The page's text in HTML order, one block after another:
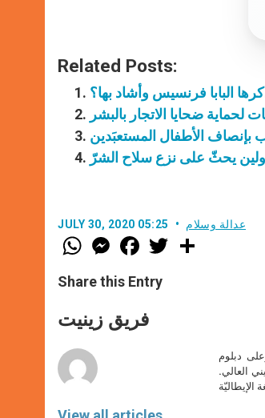
Related Posts:
البابا فرنسيس وأشاد بها؟
لحماية ضحايا الاتجار بالبشر
بإنصاف الأطفال المستعبَدين
يحثّ على نزع سلاح الشرّ
JULY 30, 2020 05:25 عدالة وسلام
W
h
t
s
p
p
M
e
s
e
g
e
F
a
e
b
o
k
w
Share this Entry
فريق زينيت
دبلوم
العالي.
الإيطاليّة